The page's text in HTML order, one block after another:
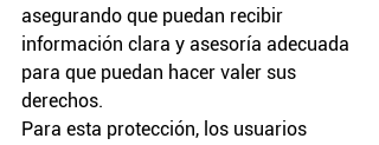
asegurando que puedan recibir
información clara y asesoría adecuada
para que puedan hacer valer sus
derechos.
Para esta protección, los usuarios